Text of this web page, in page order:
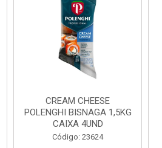
CREAM CHEESE
POLENGHI BISNAGA 1,5KG
CAIXA 4UND
Código: 23624